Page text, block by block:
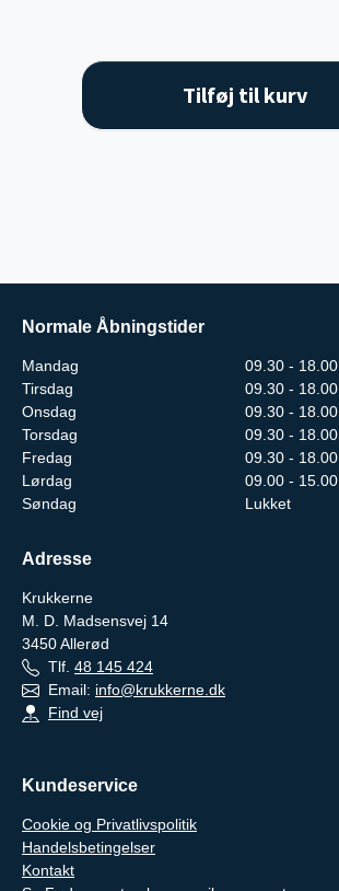
Tilføj til kurv
Normale Åbningstider
Mandag
09.30 - 18.00
Tirsdag
09.30 - 18.00
Onsdag
09.30 - 18.00
Torsdag
09.30 - 18.00
Fredag
09.30 - 18.00
Lørdag
09.00 - 15.00
Søndag
Lukket
Adresse
Krukkerne
M. D. Madsensvej 14
3450Allerød
Tlf. 48 145 424
Email: info@krukkerne.dk
Find vej
Kundeservice
Cookie og Privatlivspolitik
Handelsbetingelser
Kontakt